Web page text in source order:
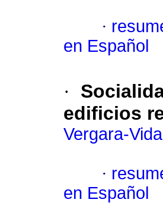
·
en Español
·
edificios
Vergara-
·
en Español